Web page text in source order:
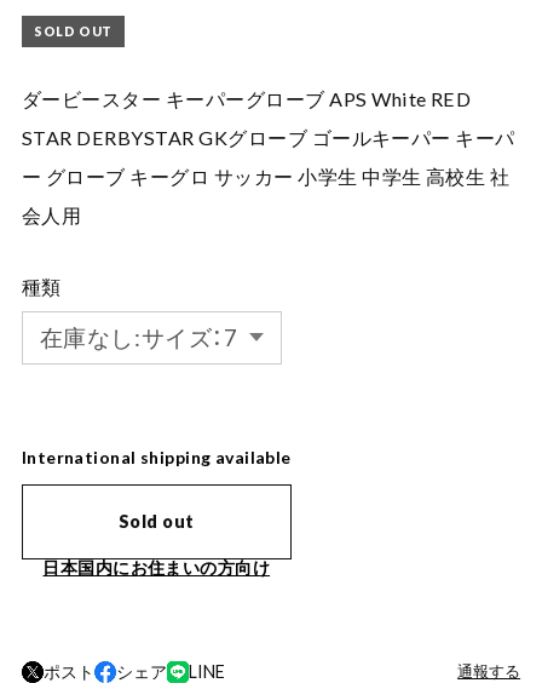
SOLD OUT
ダービースター キーパーグローブ APS White RED
STAR DERBYSTAR GKグローブ ゴールキーパー キーパ
ー グローブ キーグロ サッカー 小学生 中学生 高校生 社
会人用
種類
International shipping available
Sold out
日本国内にお住まいの方向け
ポスト シェア LINE 通報する